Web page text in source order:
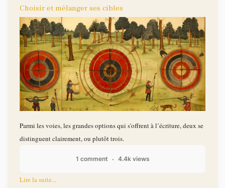
Choisir et mélanger ses cibles
Parmi les voies, les grandes options qui s'offrent à l’écriture, deux se
distinguent clairement, ou plutôt trois.
1 comment 4.4k views
Lire la suite...